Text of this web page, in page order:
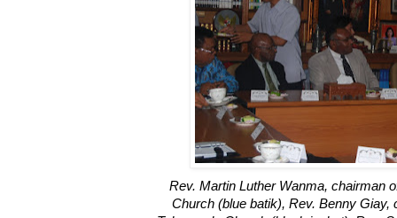
Rev. Martin Luther Wanma, chairman
Church (blue batik), Rev. Benny